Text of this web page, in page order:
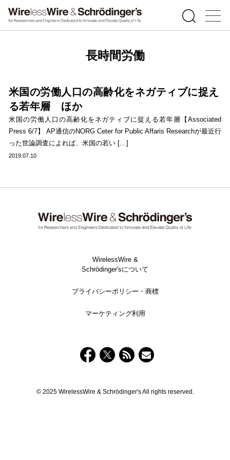
長時間労働
米国の労働人口の高齢化をネガティブに捉え
る若年層 ほか
米国の労働人口の高齢化をネガティブに捉える若年層【Associated
Press 6/7】 AP通信のNORG Ceter for Public Affaris Researchが最近行
った世論調査によれば、米国の若い […]
2019.07.10
WirelessWire &
Schrödinger'sについて
プライバシーポリシー・商標
マーケティング利用
© 2025 WirelessWire & Schrödinger's All rights reserved.